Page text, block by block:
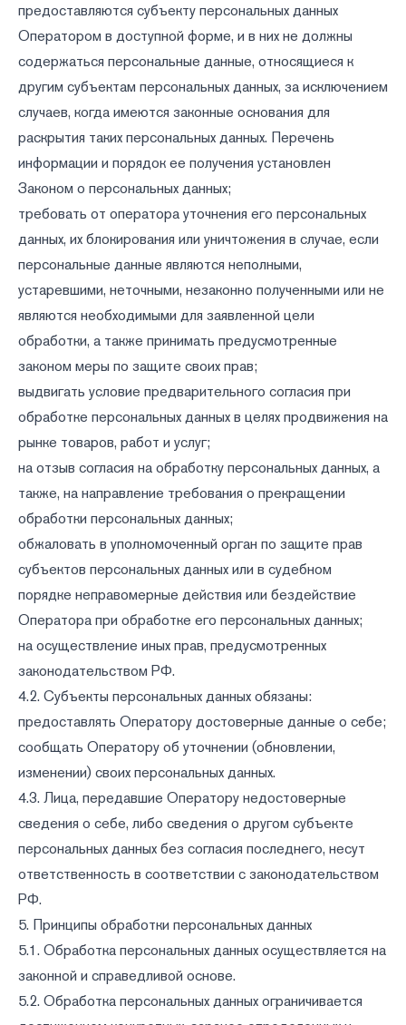
предоставляются субъекту персональных данных
Оператором в доступной форме, и в них не должны
содержаться персональные данные, относящиеся к
другим субъектам персональных данных, за исключением
случаев, когда имеются законные основания для
раскрытия таких персональных данных. Перечень
информации и порядок ее получения установлен
Законом о персональных данных;
требовать от оператора уточнения его персональных
данных, их блокирования или уничтожения в случае, если
персональные данные являются неполными,
устаревшими, неточными, незаконно полученными или не
являются необходимыми для заявленной цели
обработки, а также принимать предусмотренные
законом меры по защите своих прав;
выдвигать условие предварительного согласия при
обработке персональных данных в целях продвижения на
рынке товаров, работ и услуг;
на отзыв согласия на обработку персональных данных, а
также, на направление требования о прекращении
обработки персональных данных;
обжаловать в уполномоченный орган по защите прав
субъектов персональных данных или в судебном
порядке неправомерные действия или бездействие
Оператора при обработке его персональных данных;
на осуществление иных прав, предусмотренных
законодательством РФ.
4.2. Субъекты персональных данных обязаны:
предоставлять Оператору достоверные данные о себе;
сообщать Оператору об уточнении (обновлении,
изменении) своих персональных данных.
4.3. Лица, передавшие Оператору недостоверные
сведения о себе, либо сведения о другом субъекте
персональных данных без согласия последнего, несут
ответственность в соответствии с законодательством
РФ.
5. Принципы обработки персональных данных
5.1. Обработка персональных данных осуществляется на
законной и справедливой основе.
5.2. Обработка персональных данных ограничивается